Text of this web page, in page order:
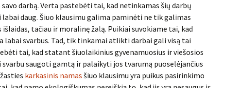
darbą. Verta pastebėti tai, kad netinkamas šių darbų
daug. Šiuo klausimu galima paminėti ne tik galimas
tačiau ir moralinę žalą. Puikiai suvokiame tai, kad
labai svarbus. Tad, tik tinkamai atlikti darbai gali visą tai
tai, kad statant šiuolaikinius gyvenamuosius ir viešosios
saugoti gamtą ir palaikyti jos tvarumą puoselėjančius
karkasinis namas šiuo klausimu yra puikus pasirinkimo